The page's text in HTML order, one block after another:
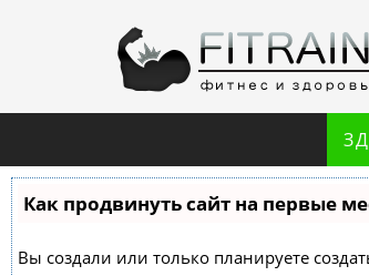
Как продвинуть сайт на первые
Вы создали или только планируете